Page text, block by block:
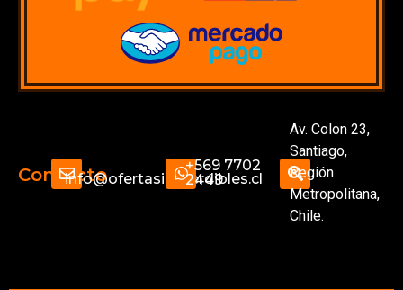
Contactoinfo@ofertasimperdibles.cl
+569 7702
2449
Av. Colon 23,
Santiago,
Región
Metropolitana,
Chile.